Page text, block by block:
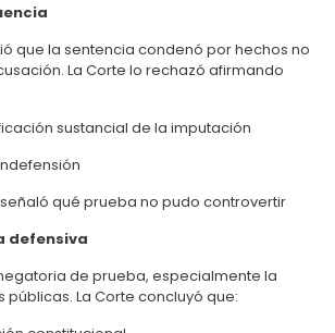
que la sentencia condenó por hechos no
La Corte lo rechazó afirmando
sustancial de la imputación
qué prueba no pudo controvertir
defensiva
de prueba, especialmente la
La Corte concluyó que: